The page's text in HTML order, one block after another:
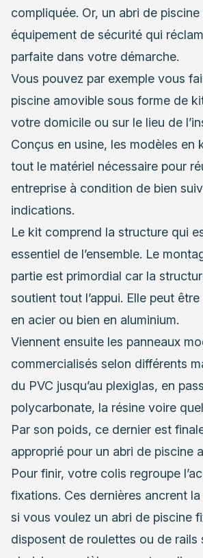
compliquée. Or, un abri de
équipement de sécurité qui
parfaite dans votre démarche.
Vous pouvez par exemple vous
piscine amovible sous forme de
votre domicile ou sur le lieu de
Conçus en usine, les modèles en
tout le matériel nécessaire pour
entreprise à condition de bien
indications.
Le kit comprend la structure qui
essentiel de l’ensemble. Le
partie est primordial car la
soutient tout l’appui. Elle peut
en acier ou bien en aluminium.
Viennent ensuite les panneaux
commercialisés selon différents
du PVC jusqu’au plexiglas, en
polycarbonate, la résine voire
Par son poids, ce dernier est
approprié pour un abri de piscine
Pour finir, votre colis regroupe
fixations. Ces dernières ancrent
si vous voulez un abri de piscine
disposent de roulettes ou de rails